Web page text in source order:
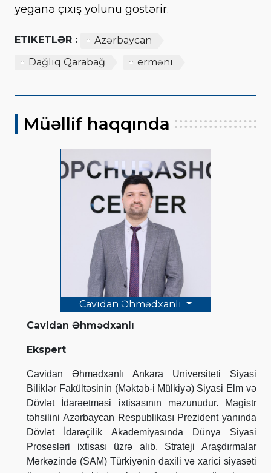
yeganə çıxış yolunu göstərir.
ETIKETLƏR :
Azərbaycan
Dağlıq Qarabağ
erməni
Müəllif haqqında
Cavidan Əhmədxanlı
Cavidan Əhmədxanlı
Ekspert
Cavidan Əhmədxanlı Ankara Universiteti Siyasi
Biliklər Fakültəsinin (Məktəb-i Mülkiyə) Siyasi Elm və
Dövlət İdarəetməsi ixtisasının məzunudur. Magistr
təhsilini Azərbaycan Respublikası Prezident yanında
Dövlət İdarəçilik Akademiyasında Dünya Siyasi
Prosesləri ixtisası üzrə alıb. Strateji Araşdırmalar
Mərkəzində (SAM) Türkiyənin daxili və xarici siyasəti